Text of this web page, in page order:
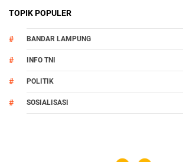
TOPIK POPULER
BANDAR LAMPUNG
INFO TNI
POLITIK
SOSIALISASI